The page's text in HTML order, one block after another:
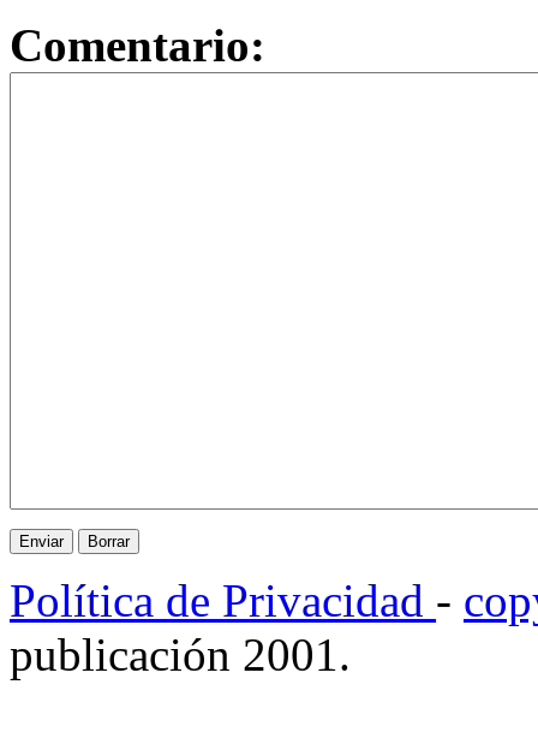
Comentario:
Política de Privacidad -
publicación 2001.